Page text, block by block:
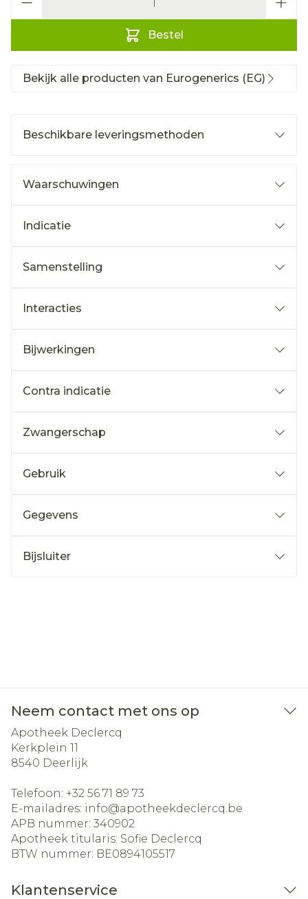
Bestel
Bekijk alle producten van Eurogenerics (EG)
Beschikbare leveringsmethoden
Waarschuwingen
Indicatie
Samenstelling
Interacties
Bijwerkingen
Contra indicatie
Zwangerschap
Gebruik
Gegevens
Bijsluiter
Neem contact met ons op
Apotheek Declercq
Kerkplein 11
8540 Deerlijk
Telefoon: +32 56 71 89 73
E-mailadres: info@apotheekdeclercq.be
APB nummer: 340902
Apotheek titularis: Sofie Declercq
BTW nummer: BE0894105517
Klantenservice